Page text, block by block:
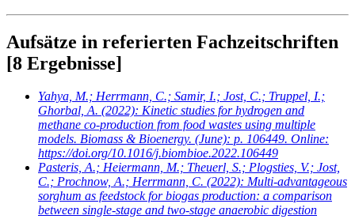
Aufsätze in referierten Fachzeitschriften
[8 Ergebnisse]
Yahya, M.; Herrmann, C.; Samir, I.; Jost, C.; Truppel, I.;
Ghorbal, A. (2022): Kinetic studies for hydrogen and
methane co-production from food wastes using multiple
models. Biomass & Bioenergy. (June): p. 106449. Online:
https://doi.org/10.1016/j.biombioe.2022.106449
Pasteris, A.; Heiermann, M.; Theuerl, S.; Plogsties, V.; Jost,
C.; Prochnow, A.; Herrmann, C. (2022): Multi-advantageous
sorghum as feedstock for biogas production: a comparison
between single-stage and two-stage anaerobic digestion